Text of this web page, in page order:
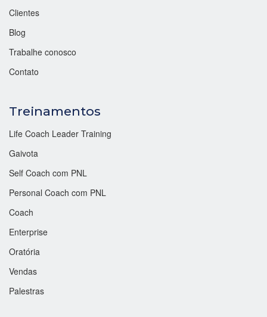
Clientes
Blog
Trabalhe conosco
Contato
Treinamentos
Life Coach Leader Training
Gaivota
Self Coach com PNL
Personal Coach com PNL
Coach
Enterprise
Oratória
Vendas
Palestras